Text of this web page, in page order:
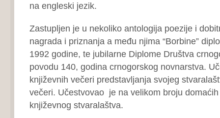
na engleski jezik.
Zastupljen je u nekoliko antologija poezije i
nagrada i priznanja a među njima “Borbine”
1992 godine, te jubilarne Diplome Društva
povodu 140, godina crnogorskog novnarstva.
književnih večeri predstavljanja svojeg
večeri. Učestvovao je na velikom broju
književnog stvaralaštva.